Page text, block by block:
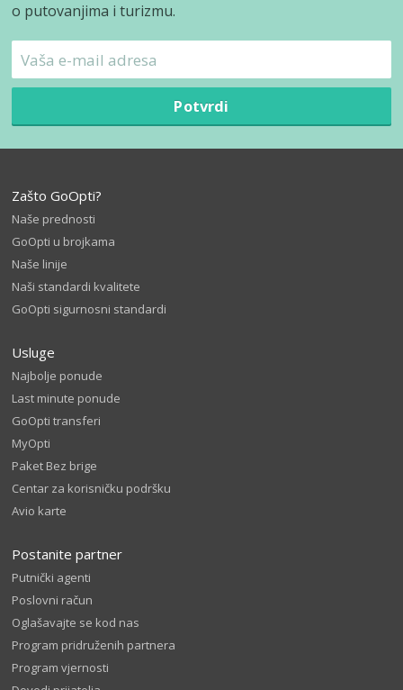
o putovanjima i turizmu.
Potvrdi
Zašto GoOpti?
Naše prednosti
GoOpti u brojkama
Naše linije
Naši standardi kvalitete
GoOpti sigurnosni standardi
Usluge
Najbolje ponude
Last minute ponude
GoOpti transferi
MyOpti
Paket Bez brige
Centar za korisničku podršku
Avio karte
Postanite partner
Putnički agenti
Poslovni račun
Oglašavajte se kod nas
Program pridruženih partnera
Program vjernosti